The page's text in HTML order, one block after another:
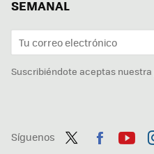
SEMANAL
Suscribiéndote aceptas nuestra
Síguenos